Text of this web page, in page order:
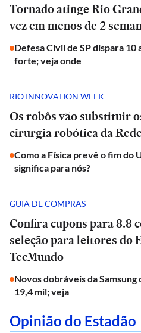
Tornado atinge Rio
vez em menos de 2
Defesa Civil de SP dispara
forte; veja onde
RIO INNOVATION WEEK
Os robôs vão substituir
cirurgia robótica da
Como a Física prevê o fim do
significa para nós?
GUIA DE COMPRAS
Confira cupons para 8.8
seleção para leitores do
TecMundo
Novos dobráveis da Samsung
19,4 mil; veja
Opinião do Estadão